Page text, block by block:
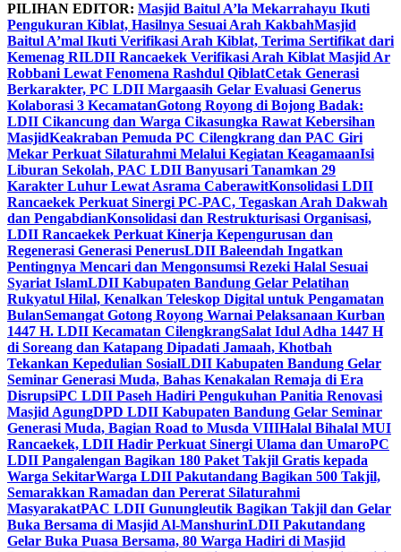
PILIHAN EDITOR: Masjid Baitul A’la Mekarrahayu Ikuti
Pengukuran Kiblat, Hasilnya Sesuai Arah KakbahMasjid
Baitul A’mal Ikuti Verifikasi Arah Kiblat, Terima Sertifikat dari
Kemenag RILDII Rancaekek Verifikasi Arah Kiblat Masjid Ar
Robbani Lewat Fenomena Rashdul QiblatCetak Generasi
Berkarakter, PC LDII Margaasih Gelar Evaluasi Generus
Kolaborasi 3 KecamatanGotong Royong di Bojong Badak:
LDII Cikancung dan Warga Cikasungka Rawat Kebersihan
MasjidKeakraban Pemuda PC Cilengkrang dan PAC Giri
Mekar Perkuat Silaturahmi Melalui Kegiatan KeagamaanIsi
Liburan Sekolah, PAC LDII Banyusari Tanamkan 29
Karakter Luhur Lewat Asrama CaberawitKonsolidasi LDII
Rancaekek Perkuat Sinergi PC-PAC, Tegaskan Arah Dakwah
dan PengabdianKonsolidasi dan Restrukturisasi Organisasi,
LDII Rancaekek Perkuat Kinerja Kepengurusan dan
Regenerasi Generasi PenerusLDII Baleendah Ingatkan
Pentingnya Mencari dan Mengonsumsi Rezeki Halal Sesuai
Syariat IslamLDII Kabupaten Bandung Gelar Pelatihan
Rukyatul Hilal, Kenalkan Teleskop Digital untuk Pengamatan
BulanSemangat Gotong Royong Warnai Pelaksanaan Kurban
1447 H. LDII Kecamatan CilengkrangSalat Idul Adha 1447 H
di Soreang dan Katapang Dipadati Jamaah, Khotbah
Tekankan Kepedulian SosialLDII Kabupaten Bandung Gelar
Seminar Generasi Muda, Bahas Kenakalan Remaja di Era
DisrupsiPC LDII Paseh Hadiri Pengukuhan Panitia Renovasi
Masjid AgungDPD LDII Kabupaten Bandung Gelar Seminar
Generasi Muda, Bagian Road to Musda VIIIHalal Bihalal MUI
Rancaekek, LDII Hadir Perkuat Sinergi Ulama dan UmaroPC
LDII Pangalengan Bagikan 180 Paket Takjil Gratis kepada
Warga SekitarWarga LDII Pakutandang Bagikan 500 Takjil,
Semarakkan Ramadan dan Pererat Silaturahmi
MasyarakatPAC LDII Gunungleutik Bagikan Takjil dan Gelar
Buka Bersama di Masjid Al-ManshurinLDII Pakutandang
Gelar Buka Puasa Bersama, 80 Warga Hadiri di Masjid